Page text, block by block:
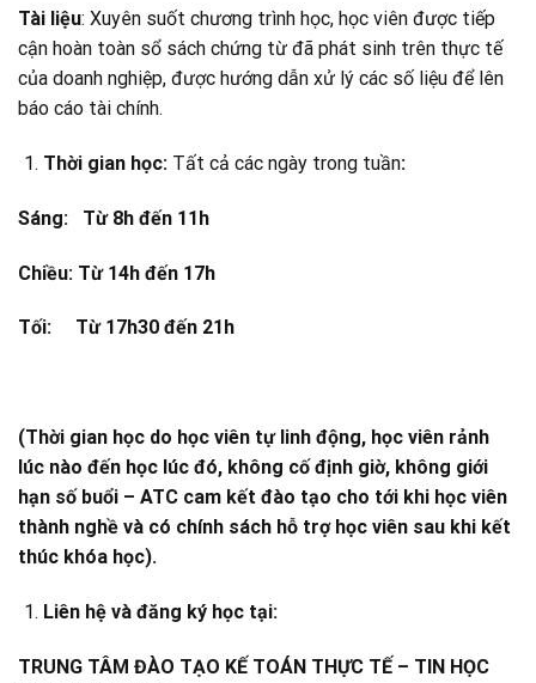
Tài liệu: Xuyên suốt chương trình học, học viên được tiếp
cận hoàn toàn sổ sách chứng từ đã phát sinh trên thực tế
của doanh nghiệp, được hướng dẫn xử lý các số liệu để lên
báo cáo tài chính.
Thời gian học: Tất cả các ngày trong tuần:
Sáng: Từ 8h đến 11h
Chiều: Từ 14h đến 17h
Tối: Từ 1 7h30 đến 21h
(Thời gian học do học viên tự linh động, học viên rảnh
lúc nào đến học lúc đó, không cố định giờ, không giới
hạn số buổi – ATC cam kết đào tạo cho tới khi học viên
thành nghề và có chính sách hỗ trợ học viên sau khi kết
thúc khóa học).
Liên hệ và đăng ký học tại:
TRUNG TÂM ĐÀO TẠO KẾ TOÁN THỰC TẾ – TIN HỌC